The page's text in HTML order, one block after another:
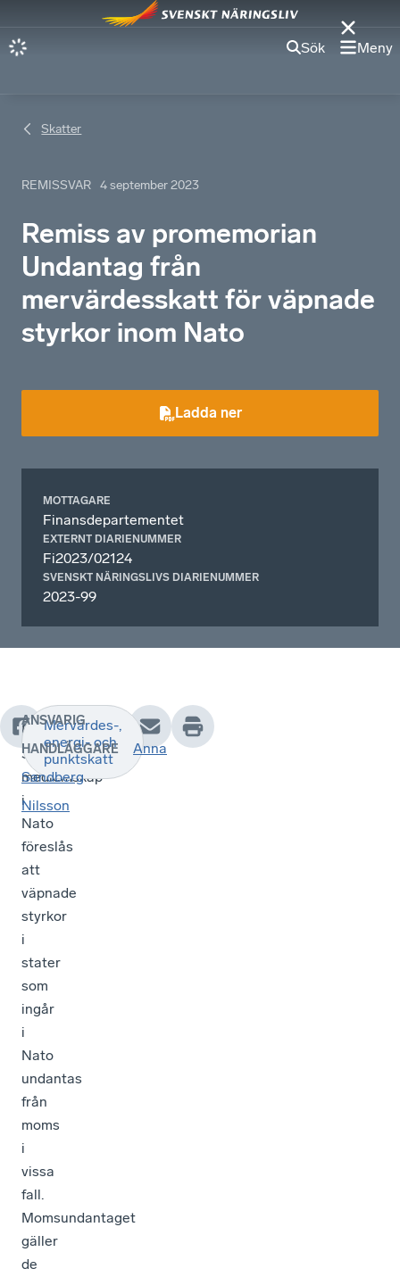
Sök Meny
Skatter
REMISSVAR 4 september 2023
Remiss av promemorian
Undantag från
mervärdesskatt för väpnade
styrkor inom Nato
Ladda ner
MOTTAGARE
Finansdepartementet
EXTERNT DIARIENUMMER
Fi2023/02124
SVENSKT NÄRINGSLIVS DIARIENUMMER
2023-99
Inför
Sveriges
medlemskap
i
Nato
föreslås
att
väpnade
styrkor
i
stater
som
ingår
i
Nato
undantas
från
moms
i
vissa
fall.
Momsundantaget
gäller
de
Mervärdes-,
energi- och
punktskatt
ANSVARIG
HANDLÄGGARE
Anna
Sandberg
Nilsson